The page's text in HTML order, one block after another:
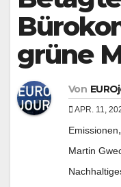
grüne
Von
APR. 11,
Emissionen,
Martin